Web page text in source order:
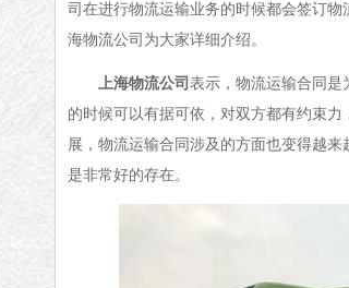
司在进行物流运输业务的时候都会签订
海物流公司为大家详细介绍。
上海物流公司 表示，物流运输合同是
的时候可以有据可依，对双方都有约束
展，物流运输合同涉及的方面也变得越
是非常好的存在。